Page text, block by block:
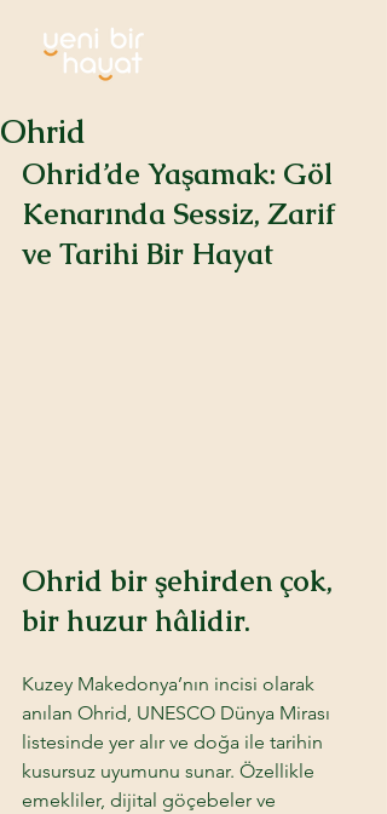
Ohrid
Ohrid’de Yaşamak: Göl
Kenarında Sessiz, Zarif
ve Tarihi Bir Hayat
Ohrid bir şehirden çok,
bir huzur hâlidir.
Kuzey Makedonya’nın incisi olarak
anılan Ohrid, UNESCO Dünya Mirası
listesinde yer alır ve doğa ile tarihin
kusursuz uyumunu sunar. Özellikle
emekliler, dijital göçebeler ve